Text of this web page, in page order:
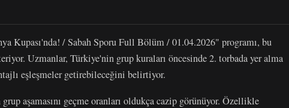
Kupası'nda! / Sabah Sporu Full Bölüm / 01.04.2026" programı, bu
Uzmanlar, Türkiye'nin grup kuraları öncesinde 2. torbada yer alma
eşleşmeler getirebileceğini belirtiyor.
aşamasını geçme oranları oldukça cazip görünüyor. Özellikle